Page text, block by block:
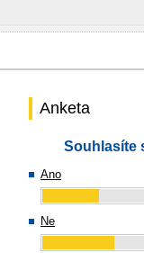
Anketa
Souhlasíte
Ano
Ne